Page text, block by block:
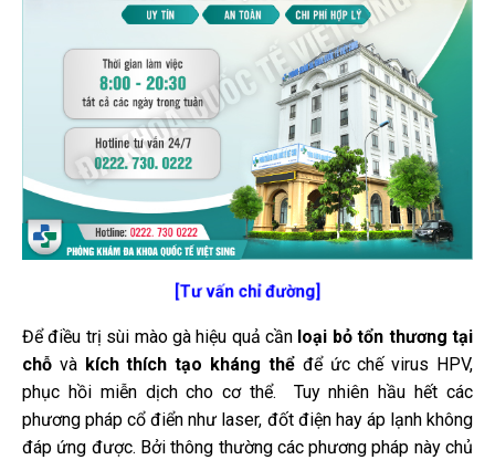
[Tư vấn chỉ đường]
Để điều trị sùi mào gà hiệu quả cần loại bỏ tổn thương tại
chỗ và kích thích tạo kháng thểđể ức chế virus HPV,
phục hồi miễn dịch cho cơ thể. Tuy nhiên hầu hết các
phương pháp cổ điển như laser, đốt điện hay áp lạnh không
đáp ứng được. Bởi thông thường các phương pháp này chủ